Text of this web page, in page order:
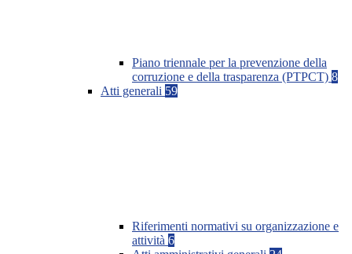
Piano triennale per la prevenzione della
corruzione e della trasparenza (PTPCT) 8
Atti generali 59
Riferimenti normativi su organizzazione e
attività 6